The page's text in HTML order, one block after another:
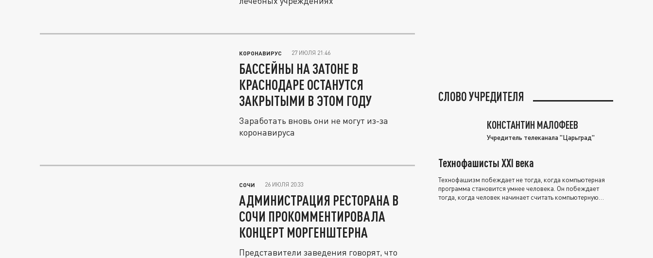
КОРОНАВИРУС 27 ИЮЛЯ 21:46
БАССЕЙНЫ НА ЗАТОНЕ В
КРАСНОДАРЕ ОСТАНУТСЯ
ЗАКРЫТЫМИ В ЭТОМ ГОДУ
Заработать вновь они не могут из-за
коронавируса
СОЧИ 26 ИЮЛЯ 20:33
АДМИНИСТРАЦИЯ РЕСТОРАНА В
СОЧИ ПРОКОММЕНТИРОВАЛА
КОНЦЕРТ МОРГЕНШТЕРНА
Представители заведения говорят, что
СЛОВО УЧРЕДИТЕЛЯ
КОНСТАНТИН МАЛОФЕЕВ
Учредитель телеканала "Царьград"
Технофашисты XXI века
Технофашизм побеждает не тогда, когда компьютерная
программа становится умнее человека. Он побеждает
тогда, когда человек начинает считать компьютерную